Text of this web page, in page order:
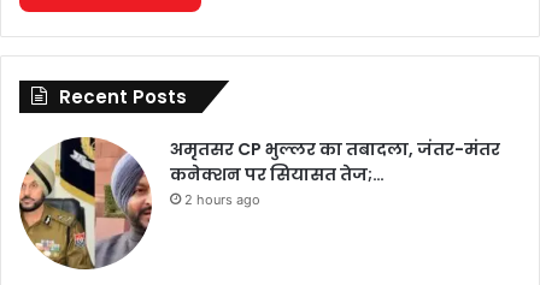
Recent Posts
अमृतसर CP भुल्लर का तबादला, जंतर-मंतर
कनेक्शन पर सियासत तेज;…
2 hours ago